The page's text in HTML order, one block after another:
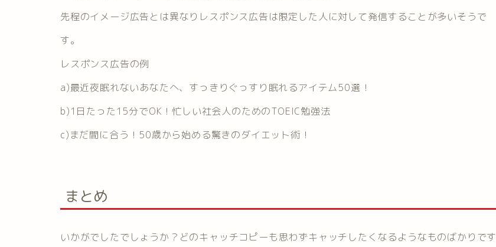
先程のイメージ広告とは異なりレスポンス広告は限定した人に対して発信することが多いそうで
す。
レスポンス広告の例
a)最近夜眠れないあなたへ、すっきりぐっすり眠れるアイテム50選！
b)1日たった15分でOK！忙しい社会人のためのTOEIC勉強法
c)まだ間に合う！50歳から始める驚きのダイエット術！
まとめ
いかがでしたでしょうか？どのキャッチコピーも思わずキャッチしたくなるようなものばかりです